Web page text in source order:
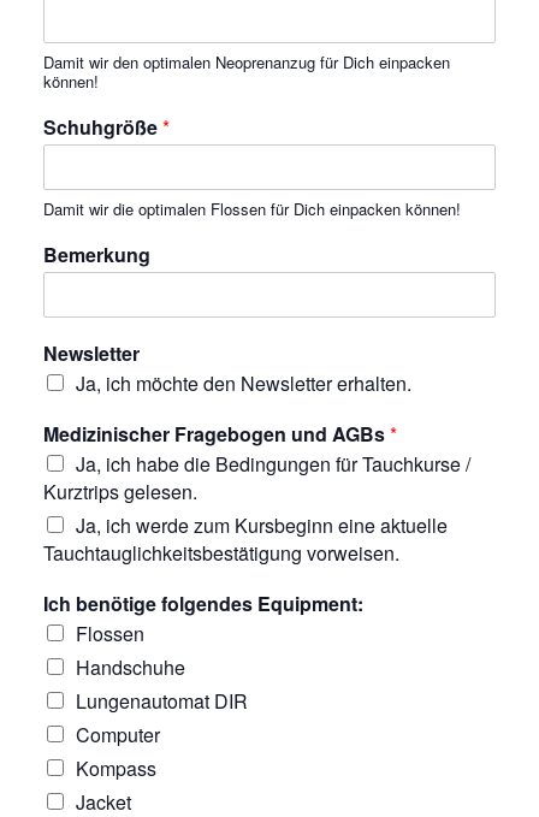
Damit wir den optimalen Neoprenanzug für Dich einpacken
können!
Schuhgröße*
Damit wir die optimalen Flossen für Dich einpacken können!
Bemerkung
Newsletter
Ja, ich möchte den Newsletter erhalten.
Medizinischer Fragebogen und AGBs*
Ja, ich habe die Bedingungen für Tauchkurse /
Kurztrips gelesen.
Ja, ich werde zum Kursbeginn eine aktuelle
Tauchtauglichkeitsbestätigung vorweisen.
Ich benötige folgendes Equipment:
Flossen
Handschuhe
Lungenautomat DIR
Computer
Kompass
Jacket